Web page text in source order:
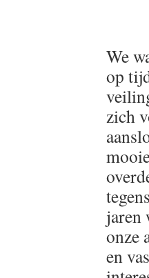
We
op
zich
jaren
onze
en